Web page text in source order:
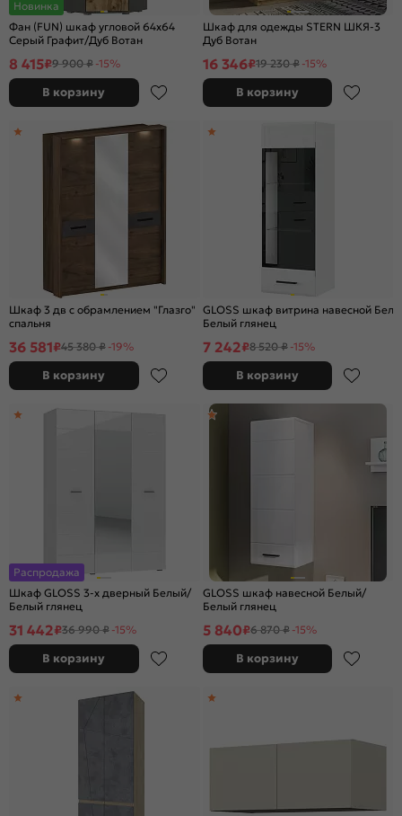
Новинка
Фан (FUN) шкаф угловой 64х64
Серый Графит/Дуб Вотан
8 415₽9 900 ₽ -15%
В корзину
Шкаф для одежды STERN ШКЯ-3
Дуб Вотан
16 346₽19 230 ₽ -15%
В корзину
Шкаф 3 дв с обрамлением "Глазго"
спальня
36 581₽45 380 ₽ -19%
В корзину
GLOSS шкаф витрина навесной
Белый глянец
7 242₽8 520 ₽ -15%
В корзину
Распродажа
Шкаф GLOSS 3-х дверный Белый/
Белый глянец
31 442₽36 990 ₽ -15%
В корзину
GLOSS шкаф навесной Белый/
Белый глянец
5 840₽6 870 ₽ -15%
В корзину